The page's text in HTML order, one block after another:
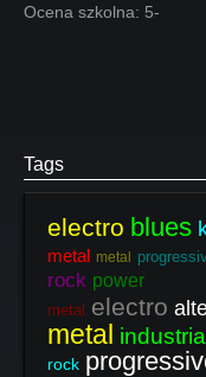
Ocena szkolna: 5-
Tags
electro blues
metal metal
rock
metal electro
metal
rock